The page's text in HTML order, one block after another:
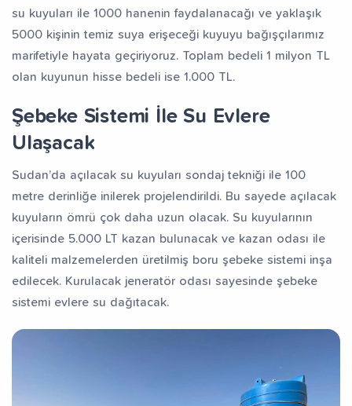
Yetiştiriyorum Dev Külliye Projesi Kur’an-ı
su kuyuları ile 1000 hanenin faydalanacağı ve yaklaşık
5000 kişinin temiz suya erişeceği kuyuyu bağışçılarımız
marifetiyle hayata geçiriyoruz. Toplam bedeli 1 milyon TL
olan kuyunun hisse bedeli ise 1.000 TL.
Şebeke Sistemi İle Su Evlere
Ulaşacak
Sudan’da açılacak su kuyuları sondaj tekniği ile 100
metre derinliğe inilerek projelendirildi. Bu sayede açılacak
kuyuların ömrü çok daha uzun olacak. Su kuyularının
içerisinde 5.000 LT kazan bulunacak ve kazan odası ile
kaliteli malzemelerden üretilmiş boru şebeke sistemi inşa
edilecek. Kurulacak jeneratör odası sayesinde şebeke
sistemi evlere su dağıtacak.